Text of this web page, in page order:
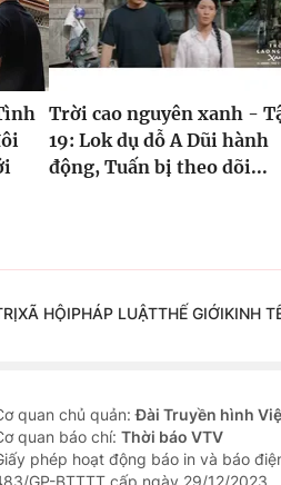
Trời cao nguyên xanh -
19: Lok dụ dỗ A Dũi hành
động, Tuấn bị theo dõi...
XÃ HỘIPHÁP LUẬTTHẾ GIỚIKINH
quan chủ quản:Đài Truyền hình
quan báo chí: Thời báo VTV
phép hoạt động báo in và báo
GP-BTTTT cấp ngày 29/12/2023